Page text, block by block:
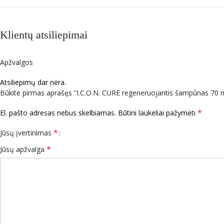
Klientų atsiliepimai
Apžvalgos
Atsiliepimų dar nėra.
Būkite pirmas aprašęs “I.C.O.N. CURE regeneruojantis šampūnas 70
El. pašto adresas nebus skelbiamas. Būtini laukeliai pažymėti *
Jūsų įvertinimas *
Jūsų apžvalga *